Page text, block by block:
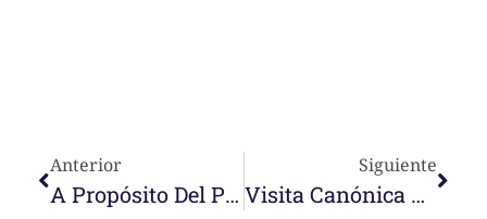
Anterior
A Propósito Del Pacto Educativo Global Impulsado Por Papa Francisco, M. Montserrat Anima A…
Siguiente
Visita Canónica A La Comunidad De Lambaré